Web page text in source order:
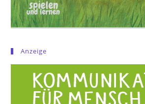
Anzeige